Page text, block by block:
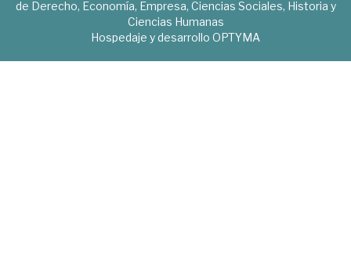
de Derecho, Economía, Empresa, Ciencias Sociales, Historia y
Ciencias Humanas
Hospedaje y desarrollo OPTYMA